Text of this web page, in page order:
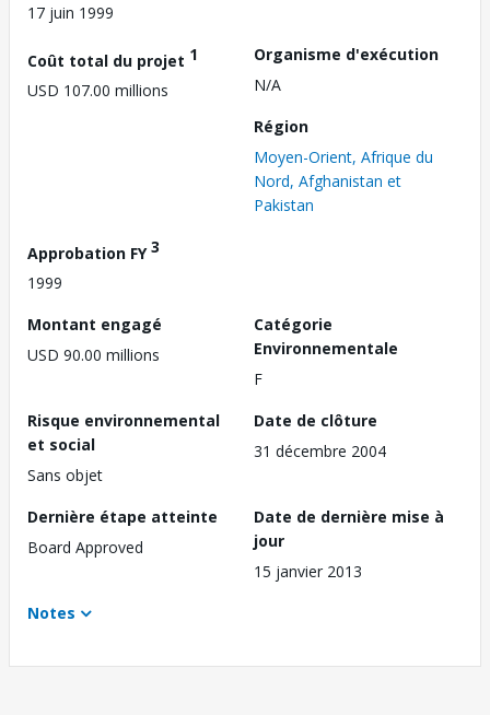
17 juin 1999
Coût total du projet 1
USD 107.00 millions
Organisme d'exécution
N/A
Région
Moyen-Orient, Afrique du
Nord, Afghanistan et
Pakistan
Approbation FY3
1999
Montant engagé
USD 90.00 millions
Catégorie
Environnementale
F
Risque environnemental
et social
Sans objet
Date de clôture
31 décembre 2004
Dernière étape atteinte
Board Approved
Date de dernière mise à
jour
15 janvier 2013
Notes